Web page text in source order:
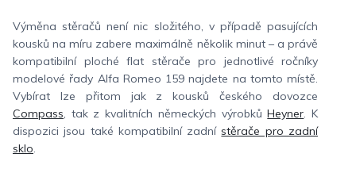
Výměna stěračů není nic složitého, v případě pasujících
kousků na míru zabere maximálně několik minut – a právě
kompatibilní ploché flat stěrače pro jednotlivé ročníky
modelové řady Alfa Romeo 159 najdete na tomto místě.
Vybírat lze přitom jak z kousků českého dovozce
Compass, tak z kvalitních německých výrobkůHeyner. K
dispozici jsou také kompatibilní zadnístěrače pro zadní
sklo.